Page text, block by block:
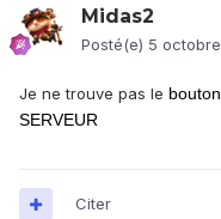
Midas2
Posté(e) 5
Je ne trouve pas le
SERVEUR
Citer